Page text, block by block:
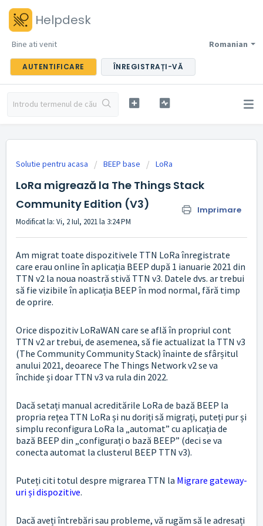
Helpdesk
Romanian
Bine ati venit
AUTENTIFICARE ÎNREGISTRAȚI-VĂ
Solutie pentru acasa BEEP base LoRa
LoRa migrează la The Things Stack
Community Edition (V3)
Imprimare
Modificat la: Vi, 2 Iul, 2021 la 3:24 PM
Am migrat toate dispozitivele TTN LoRa înregistrate
care erau online în aplicația BEEP după 1 ianuarie 2021 din
TTN v2 la noua noastră stivă TTN v3. Datele dvs. ar trebui
să fie vizibile în aplicația BEEP în mod normal, fără timp
de oprire.
Orice dispozitiv LoRaWAN care se află în propriul cont
TTN v2 ar trebui, de asemenea, să fie actualizat la TTN v3
(The Community Community Stack) înainte de sfârșitul
anului 2021, deoarece The Things Network v2 se va
închide și doar TTN v3 va rula din 2022.
Dacă setați manual acreditările LoRa de bază BEEP la
propria rețea TTN LoRa și nu doriți să migrați, puteți pur și
simplu reconfigura LoRa la „automat” cu aplicația de
bază BEEP din „configurați o bază BEEP” (deci se va
conecta automat la clusterul BEEP TTN v3).
Puteți citi totul despre migrarea TTN la Migrare gateway-
uri și dispozitive.
Dacă aveți întrebări sau probleme, vă rugăm să le adresați